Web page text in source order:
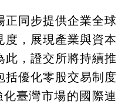
正同步提供企業全球
度，展現產業與資本
此，證交所將持續推
括優化零股交易制度
臺灣市場的國際連